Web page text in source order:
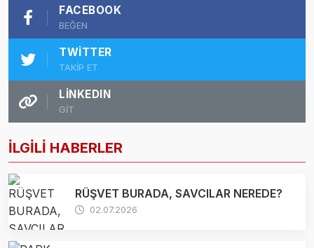
FACEBOOK
BEĞEN
TWITTER
TAKİP ET
LINKEDIN
GİT
İLGİLİ HABERLER
RÜŞVET BURADA, SAVCILAR NEREDE?
02.07.2026